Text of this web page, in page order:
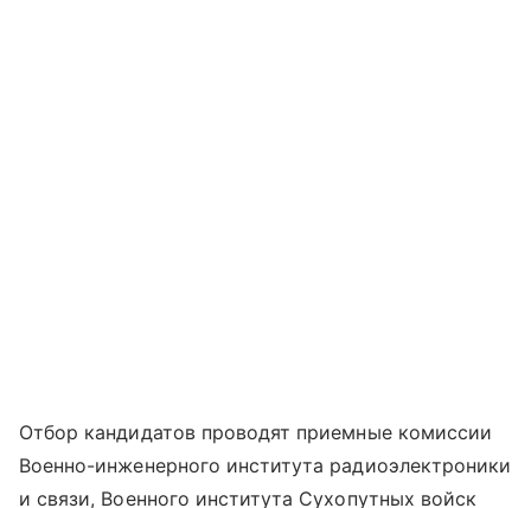
Отбор кандидатов проводят приемные комиссии
Военно-инженерного института радиоэлектроники
и связи, Военного института Сухопутных войск